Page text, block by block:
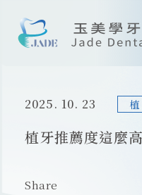
2025. 10. 23
植牙推薦度這麼
Share